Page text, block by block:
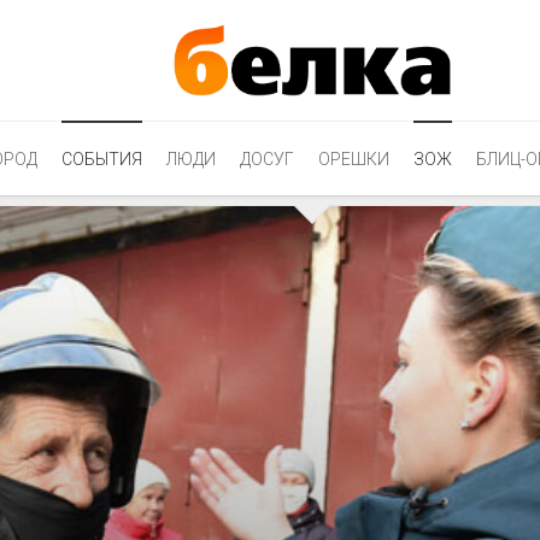
СОБЫТИЯ ЛЮДИ ДОСУГ ОРЕШКИ ЗОЖ БЛИЦ-